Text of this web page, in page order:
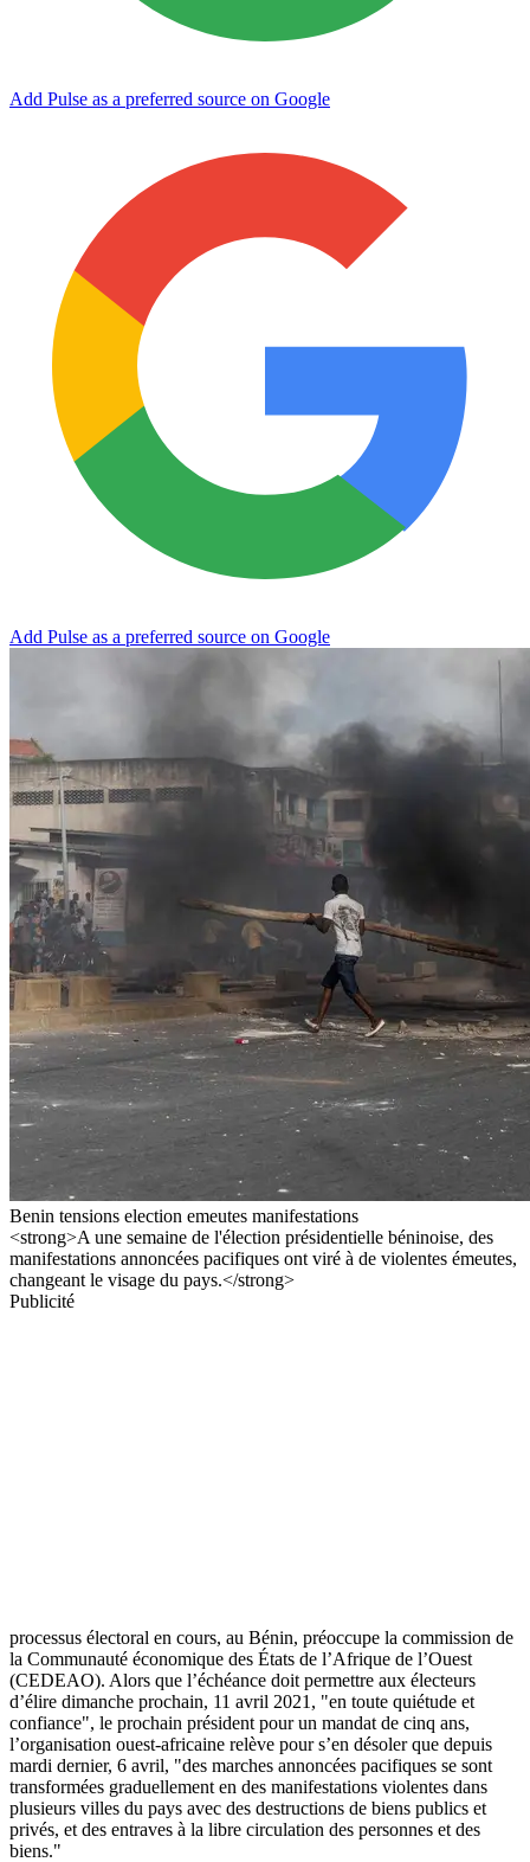
Add Pulse as a preferred source on Google
Add Pulse as a preferred source on Google
Benin tensions election emeutes manifestations
<strong>A une semaine de l'élection présidentielle béninoise, des
manifestations annoncées pacifiques ont viré à de violentes émeutes,
changeant le visage du pays.</strong>
Publicité
processus électoral en cours, au Bénin, préoccupe la commission de
la Communauté économique des États de l’Afrique de l’Ouest
(CEDEAO). Alors que l’échéance doit permettre aux électeurs
d’élire dimanche prochain, 11 avril 2021, "en toute quiétude et
confiance", le prochain président pour un mandat de cinq ans,
l’organisation ouest-africaine relève pour s’en désoler que depuis
mardi dernier, 6 avril, "des marches annoncées pacifiques se sont
transformées graduellement en des manifestations violentes dans
plusieurs villes du pays avec des destructions de biens publics et
privés, et des entraves à la libre circulation des personnes et des
biens."